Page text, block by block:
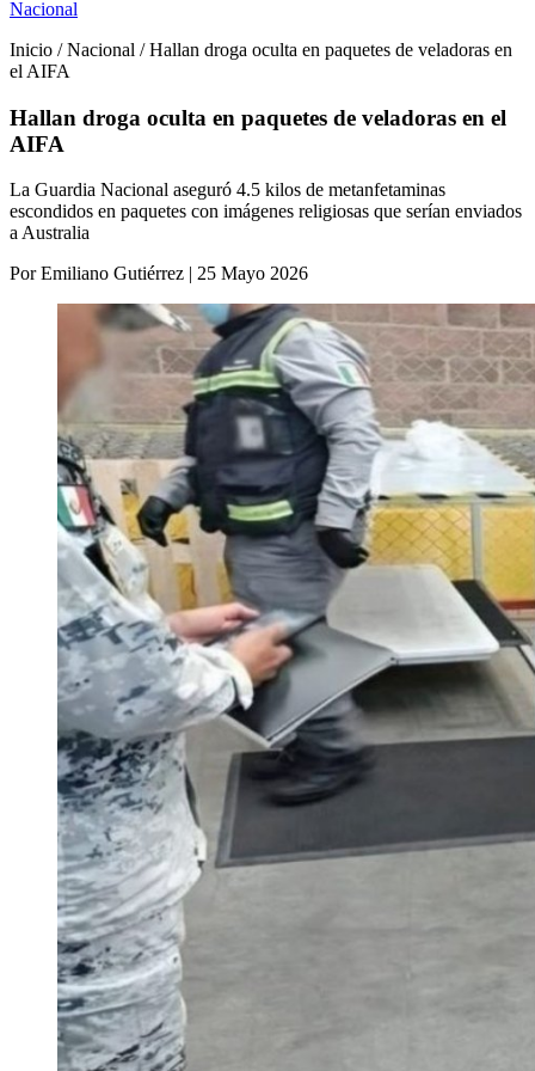
Nacional
Inicio / Nacional / Hallan droga oculta en paquetes de veladoras en
el AIFA
Hallan droga oculta en paquetes de veladoras en el
AIFA
La Guardia Nacional aseguró 4.5 kilos de metanfetaminas
escondidos en paquetes con imágenes religiosas que serían enviados
a Australia
Por Emiliano Gutiérrez | 25 Mayo 2026